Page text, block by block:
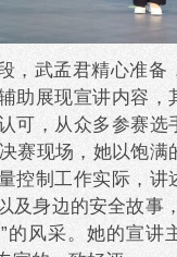
，武孟君精心准备
助展现宣讲内容，
可，从众多参赛选
赛现场，她以饱满
控制工作实际，讲
及身边的安全故事
的风采。她的宣讲